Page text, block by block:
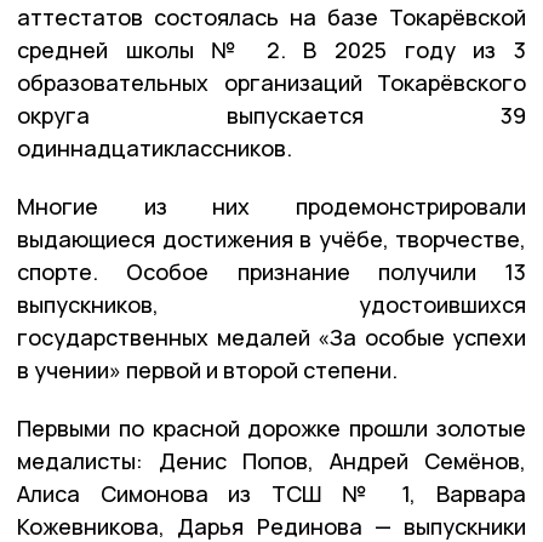
аттестатов состоялась на базе Токарёвской
средней школы № 2. В 2025 году из 3
образовательных организаций Токарёвского
округа выпускается 39
одиннадцатиклассников.
Многие из них продемонстрировали
выдающиеся достижения в учёбе, творчестве,
спорте. Особое признание получили 13
выпускников, удостоившихся
государственных медалей «За особые успехи
в учении» первой и второй степени.
Первыми по красной дорожке прошли золотые
медалисты: Денис Попов, Андрей Семёнов,
Алиса Симонова из ТСШ № 1, Варвара
Кожевникова, Дарья Рединова — выпускники